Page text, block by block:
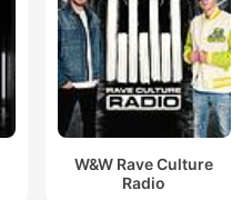
W&W Rave Culture
Radio